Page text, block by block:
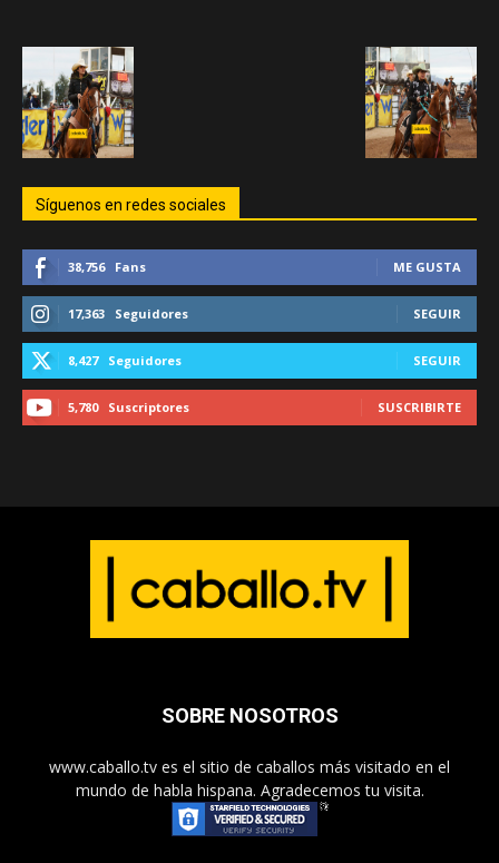
Síguenos en redes sociales
38,756 Fans ME GUSTA
17,363 Seguidores SEGUIR
8,427 Seguidores SEGUIR
5,780 Suscriptores SUSCRIBIRTE
SOBRE NOSOTROS
www.caballo.tv es el sitio de caballos más visitado en el
mundo de habla hispana. Agradecemos tu visita.